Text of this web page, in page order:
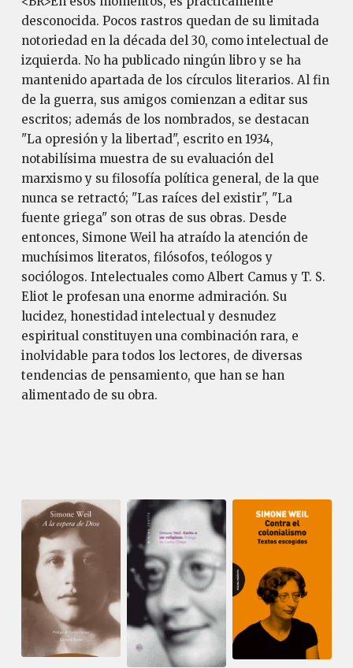
desconocida. Pocos rastros quedan de su limitada
notoriedad en la década del 30, como intelectual de
izquierda. No ha publicado ningún libro y se ha
mantenido apartada de los círculos literarios. Al fin
de la guerra, sus amigos comienzan a editar sus
escritos; además de los nombrados, se destacan
"La opresión y la libertad", escrito en 1934,
notabilísima muestra de su evaluación del
marxismo y su filosofía política general, de la que
nunca se retractó; "Las raíces del existir", "La
fuente griega" son otras de sus obras. Desde
entonces, Simone Weil ha atraído la atención de
muchísimos literatos, filósofos, teólogos y
sociólogos. Intelectuales como Albert Camus y T. S.
Eliot le profesan una enorme admiración. Su
lucidez, honestidad intelectual y desnudez
espiritual constituyen una combinación rara, e
inolvidable para todos los lectores, de diversas
tendencias de pensamiento, que han se han
alimentado de su obra.